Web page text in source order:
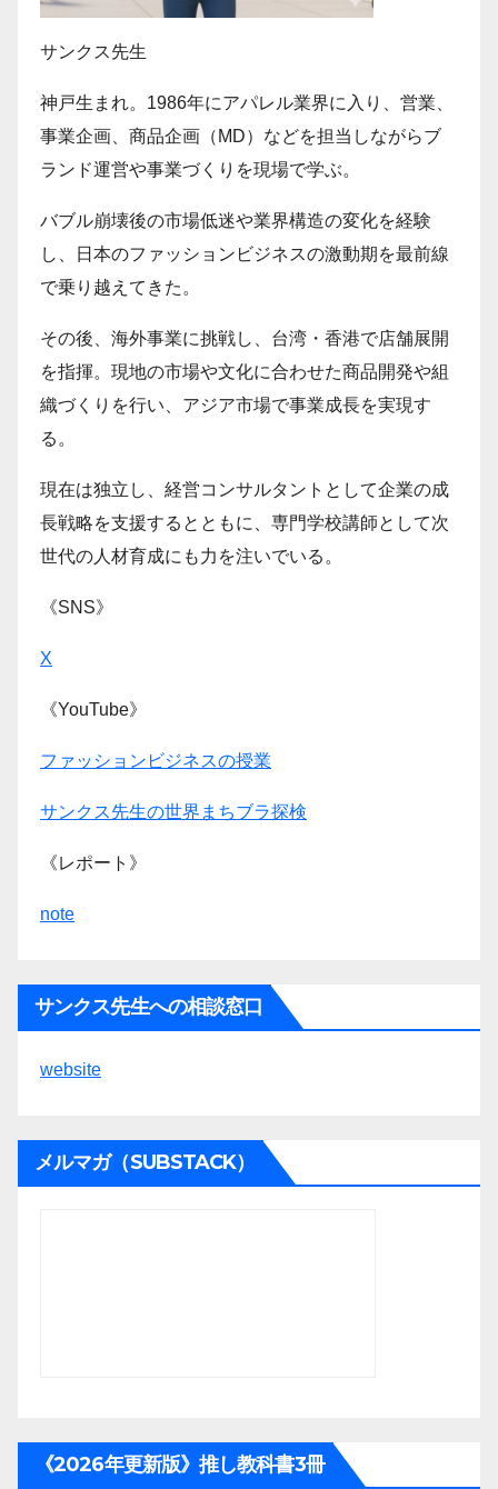
サンクス先生
神戸生まれ。1986年にアパレル業界に入り、営業、
事業企画、商品企画（MD）などを担当しながらブ
ランド運営や事業づくりを現場で学ぶ。
バブル崩壊後の市場低迷や業界構造の変化を経験
し、日本のファッションビジネスの激動期を最前線
で乗り越えてきた。
その後、海外事業に挑戦し、台湾・香港で店舗展開
を指揮。現地の市場や文化に合わせた商品開発や組
織づくりを行い、アジア市場で事業成長を実現す
る。
現在は独立し、経営コンサルタントとして企業の成
長戦略を支援するとともに、専門学校講師として次
世代の人材育成にも力を注いでいる。
《SNS》
X
《YouTube》
ファッションビジネスの授業
サンクス先生の世界まちブラ探検
《レポート》
note
サンクス先生への相談窓口
website
メルマガ（SUBSTACK）
《2026年更新版》推し教科書3冊